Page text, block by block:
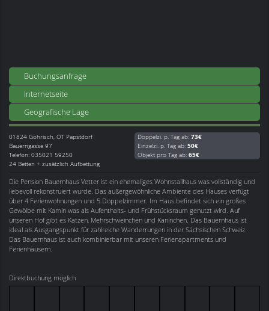
Buchungsanfrage
Internetseite
Geografische Lage
01824 Gohrisch, OT Papstdorf
Bauerngasse 97
Telefon: 035021 59250
24 Betten + zusätzlich Aufbettung
Doppelzi. p. Tag ab: 73€
Einzelzi. p. Tag ab: 50€
Objekt pro Tag ab: 65€
Die Pension Bauernhaus Vetter ist ein ehemaliges Wohnstallhaus was vollständig und
liebevoll rekonstruiert wurde. Das außergewöhnliche Ambiente des Hauses verfügt
über 4 Ferienwohnungen und 5 Doppelzimmer. Im Haus befindet sich ein großes
Gewölbe mit Kamin was als Aufenthalts- und Frühstücksraum genutzt wird. Auf
unseren Hof gibt es Katzen, Mehrschweinchen und Kaninchen. Das Bauernhaus ist
ideal als Ausgangspunkt für zahlreiche Wanderrungen in der Sächsischen Schweiz.
Das Bauernhaus ist auch kombinierbar mit unseren Ferienapartments und
Ferienhäusern.
Direktbuchung möglich